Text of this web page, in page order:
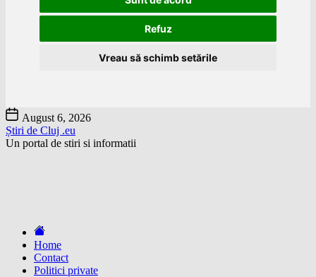
Refuz
Vreau să schimb setările
Skip
to
the
content
August 6, 2026
Știri de Cluj .eu
Un portal de stiri si informatii
Home
Contact
Politici private